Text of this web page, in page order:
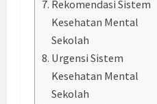
Rekomendasi Sistem
Kesehatan Mental
Sekolah
Urgensi Sistem
Kesehatan Mental
Sekolah